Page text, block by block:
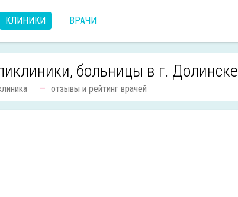
КЛИНИКИ ВРАЧИ
больницы в г. Долинске
отзывы и рейтинг врачей